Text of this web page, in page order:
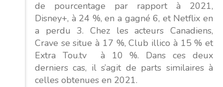
de pourcentage par rapport à 2021,
Disney+, à 24 %, en a gagné 6, et Netflix en
a perdu 3. Chez les acteurs Canadiens,
Crave se situe à 17 %, Club illico à 15 % et
Extra Tou.tv à 10 %. Dans ces deux
derniers cas, il s’agit de parts similaires à
celles obtenues en 2021.